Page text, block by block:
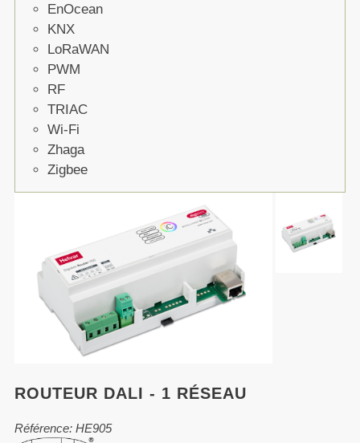
EnOcean
KNX
LoRaWAN
PWM
RF
TRIAC
Wi-Fi
Zhaga
Zigbee
ROUTEUR DALI - 1 RÉSEAU
Référence: HE905